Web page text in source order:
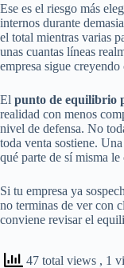
Ese es el riesgo más
internos durante
el total mientras varias
unas cuantas líneas
empresa sigue
El punto de equilibrio
realidad con menos
nivel de defensa. No
toda venta sostiene.
qué parte de sí misma
Si tu empresa ya
no terminas de ver con
conviene revisar el
47 total views , 1